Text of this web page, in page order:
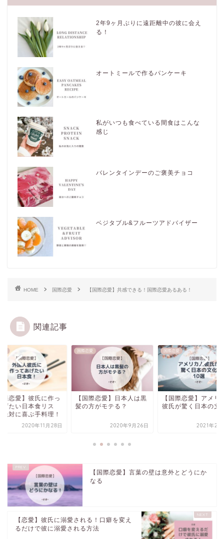
2年9ヶ月ぶりに遠距離中の彼に会え
る！
オートミールで作るパンケーキ
私がいつも食べている間食はこんな
感じ
バレンタインデーのご褒美チョコ
ベジタブル&フルーツアドバイザー
HOME 国際恋愛 【国際恋愛】共感できる！国際恋愛あるある！
関連記事
際恋愛】彼氏に作っ
げたい日本食リス
絶対に喜ぶ手料理！
2020年11月28日
国際恋愛
【国際恋愛】日本人は黒
髪の方がモテる？
2020年9月26日
国際恋愛
【国際恋愛】アメリ
彼氏が驚く日本の文
2021年2
【国際恋愛】言葉の壁は意外とどうにか
なる
【恋愛】彼氏に溺愛される！口癖を変え
るだけで彼に溺愛される方法